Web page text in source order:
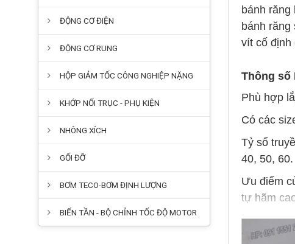
ĐỘNG CƠ ĐIỆN
ĐỘNG CƠ RUNG
HỘP GIẢM TỐC CÔNG NGHIỆP NẶNG
KHỚP NỐI TRỤC - PHỤ KIỆN
NHÔNG XÍCH
GỐI ĐỠ
BƠM TECO-BƠM ĐỊNH LƯỢNG
BIẾN TẦN - BỘ CHỈNH TỐC ĐỘ MOTOR
bánh răng
bánh
vít cố định
Thông số
Phù hợp
Có các
Tỷ số
40, 50, 60.
Ưu điểm
tự hãm